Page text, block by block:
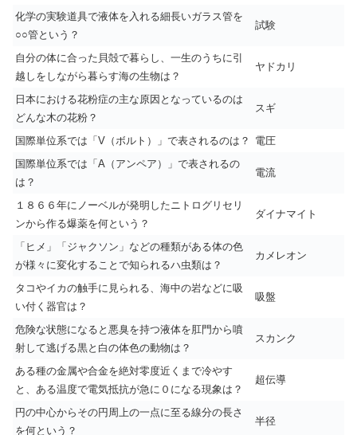
化学の実験道具で液体を入れる細長いガラス管を
○○管という？
試験
自分の体に合った貝殻で暮らし、一生のうちに引
越しをしながら暮らす海の生物は？
ヤドカリ
日本における花粉症の主な原因となっているのは
どんな木の花粉？
スギ
国際単位系では「V（ボルト）」で表されるのは？
電圧
国際単位系では「A（アンペア）」で表されるの
は？
電流
１８６６年にノーベルが発明したニトログリセリ
ンから作る爆薬を何という？
ダイナマイト
「ヒメ」「ジャクソン」などの種類がある体の色
が様々に変化することで知られるハ虫類は？
カメレオン
タコやイカの触手に見られる、海中の岩などに吸
い付く器官は？
吸盤
危険な状態になると悪臭を持つ液体を肛門から噴
射して逃げる黒と白の体色の動物は？
スカンク
ある種の金属や合金を絶対零度近くまで冷やす
と、ある温度で電気抵抗が急に０になる現象は？
超伝導
円の中心からその円周上の一点に至る線分の長さ
を何という？
半径